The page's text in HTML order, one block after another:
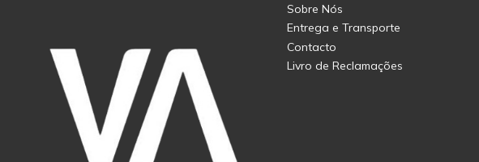
Sobre Nós
Entrega e Transporte
Contacto
Livro de Reclamações